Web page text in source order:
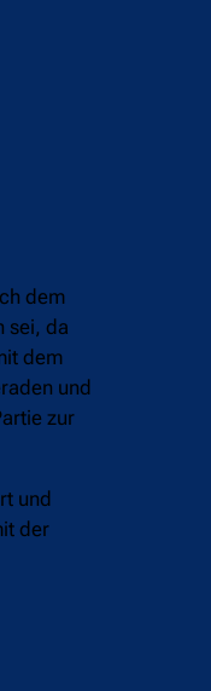
dem
sei, da
dem
und
zur
und
der